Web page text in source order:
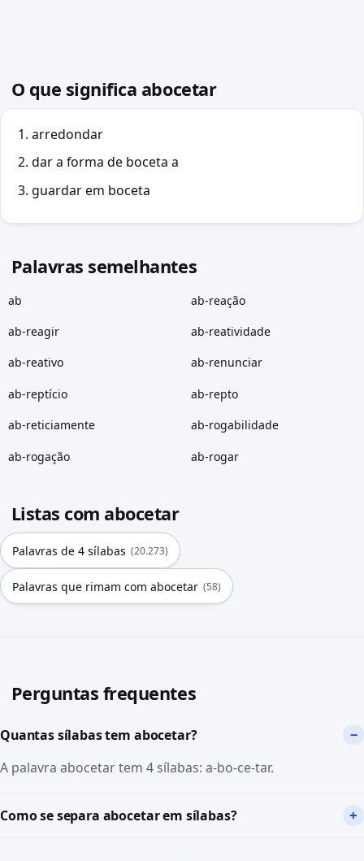
O que significa abocetar
arredondar
dar a forma de boceta a
guardar em boceta
Palavras semelhantes
ab ab-reação
ab-reagir ab-reatividade
ab-reativo ab-renunciar
ab-reptício ab-repto
ab-reticiamente ab-rogabilidade
ab-rogação ab-rogar
Listas com abocetar
Palavras de 4 sílabas (20.273)
Palavras que rimam com abocetar (58)
Perguntas frequentes
Quantas sílabas tem abocetar?
A palavra abocetar tem 4 sílabas: a-bo-ce-tar.
Como se separa abocetar em sílabas?